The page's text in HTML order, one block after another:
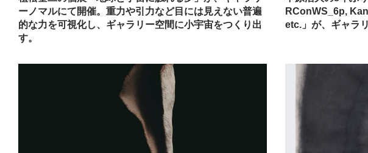
ーノマルにて開催。重力や引力など目には見えない普遍
的な力を可視化し、ギャラリー空間に小宇宙をつくり出
す。
RConWS_6p,
etc.」が、ギャラ